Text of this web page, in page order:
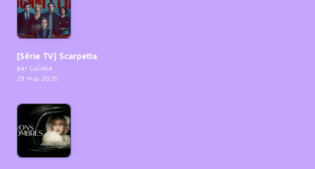
[Série TV] Scarpetta
par LuCioLe
29 mai 2026